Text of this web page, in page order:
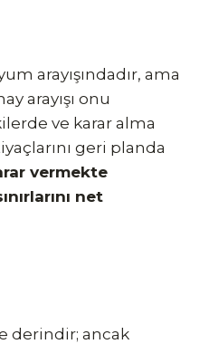
arayışındadır, ama
arayışı onu
ve karar alma
geri planda
vermekte
net
derindir; ancak